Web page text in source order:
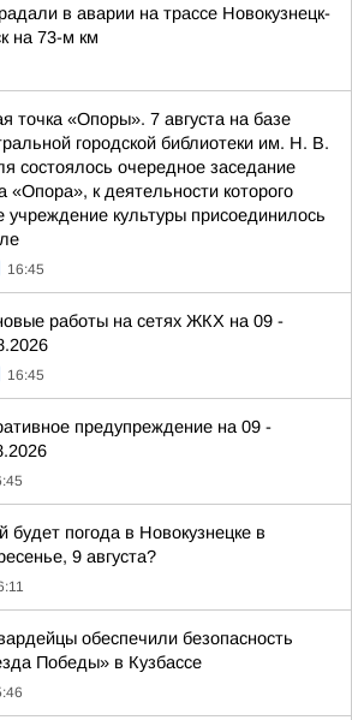
в аварии на трассе Новокузнецк-
на 73-м км
точка «Опоры». 7 августа на базе
городской библиотеки им. Н. В.
состоялось очередное заседание
«Опора», к деятельности которого
учреждение культуры присоединилось
16:45
работы на сетях ЖКХ на 09 -
16:45
предупреждение на 09 -
будет погода в Новокузнецке в
9 августа?
обеспечили безопасность
Победы» в Кузбассе